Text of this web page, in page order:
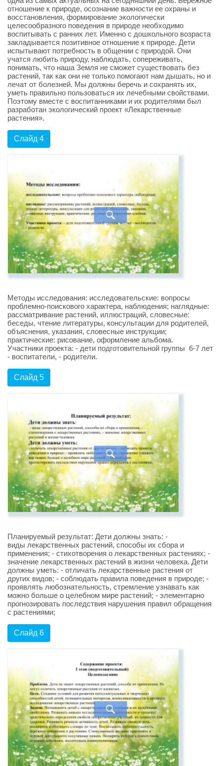
отношение к природе, осознание важности ее охраны и
восстановления, формирование экологически
целесообразного поведения в природе необходимо
воспитывать с ранних лет. Именно с дошкольного возраста
закладывается позитивное отношение к природе. Дети
испытывают потребность в общении с природой. Они
учатся любить природу, наблюдать, сопереживать,
понимать, что наша Земля не сможет существовать без
растений, так как они не только помогают нам дышать, но и
лечат от болезней. Мы должны беречь и сохранять их,
уметь правильно пользоваться их лечебными свойствами.
Поэтому вместе с воспитанниками и их родителями был
разработан экологический проект «Лекарственные
растения».
Слайд 4
Методы исследования: исследовательские: вопросы
проблемно-поискового характера, наблюдения; наглядные:
рассматривание растений, иллюстраций, словесные:
беседы, чтение литературы, консультации для родителей,
объяснения, указания, словесные инструкции;
практические: рисование, оформление альбома.
Участники проекта: - дети подготовительной группы 6-7 лет
- воспитатели, - родители.
Слайд 5
Планируемый результат: Дети должны знать: -
виды лекарственных растений, способы их сбора и
применения; - стихотворения о лекарственных растениях; -
значение лекарственных растений в жизни человека. Дети
должны уметь: - отличать лекарственные растения от
других видов; - соблюдать правила поведения в природе; -
проявлять любознательность, стремление узнавать как
можно больше о целебном мире растений; - элементарно
прогнозировать последствия нарушения правил обращения
с растениями;
Слайд 6